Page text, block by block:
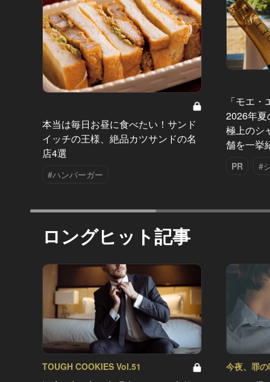
本当は毎日お昼に食べたい！サンド
イッチの王様、絶品カツサンドの名
店4選
#ハンバーガー
「モエ
2026年夏
極上のシ
舗を一挙
PR #
ロングヒット記事
TOUGH COOKIES Vol.51 今夜、罪